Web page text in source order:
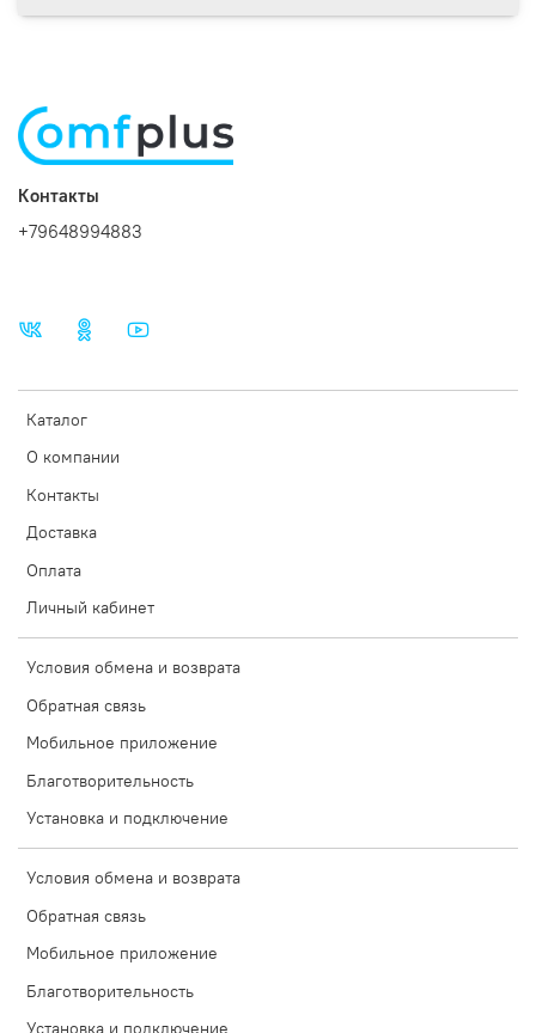
Безопасность и удобство использования
Каталог
О компании
Контакты
Доставка
Оплата
Личный кабинет
Условия обмена и возврата
Обратная связь
Мобильное приложение
Благотворительность
Установка и подключение
Условия обмена и возврата
Обратная связь
Мобильное приложение
Благотворительность
Установка и подключение
Контакты
+79648994883